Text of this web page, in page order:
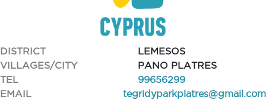
DISTRICT
LEMESOS
VILLAGES/CITY
PANO PLATRES
TEL
99656299
EMAIL
tegridyparkplatres@gmail.com